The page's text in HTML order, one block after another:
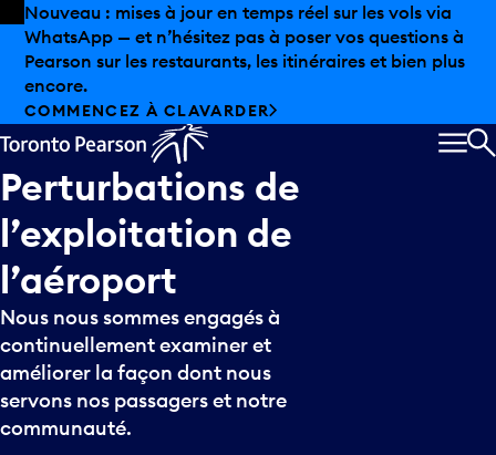
Skip to offers
Passer au contenu principal
Les aubaines estivales sont arrivées chez Pearson.
Magasinage hors taxes, offres gastronomiques et bien
plus encore.
DÉCOUVREZ L’ÉTÉ CHEZ PEARSON
Perturbations
de
l’exploitation de
l’aéroport
Nous nous sommes engagés à
continuellement examiner et
améliorer la façon dont nous
servons nos passagers et notre
communauté.